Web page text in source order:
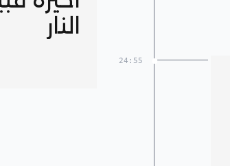
النار
24:55